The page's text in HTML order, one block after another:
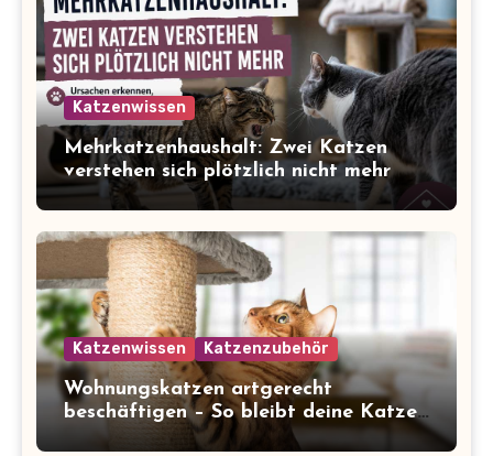
Katzenwissen
Mehrkatzenhaushalt: Zwei Katzen
verstehen sich plötzlich nicht mehr
Katzenwissen Katzenzubehör
Wohnungskatzen artgerecht
beschäftigen – So bleibt deine Katze
glücklich und gesund